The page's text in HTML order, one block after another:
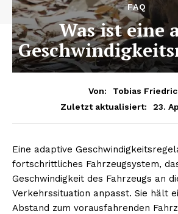
FAQ
Was ist eine
Von:
Tobias
Zuletzt aktualisiert:
23.
Eine adaptive
fortschrittliches Fahrzeugsystem,
Geschwindigkeit des Fahrzeugs an
Verkehrssituation anpasst. Sie hält
Abstand zum vorausfahrenden